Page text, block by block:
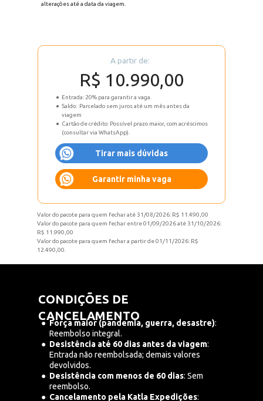
alterações até a data da viagem.
A partir de:
R$ 10.990,00
Entrada: 20% para garantir a vaga.
Saldo:  Parcelado sem juros até um mês antes da
viagem
Cartão de crédito: Possível prazo maior, com acréscimos
(consultar via WhatsApp).
Tirar mais dúvidas
Garantir minha vaga
Valor do pacote para quem fechar até 31/08/2026: R$ 11.490,00
Valor do pacote para quem fechar entre 01/09/2026 até 31/10/2026:
R$ 11.990,00
Valor do pacote para quem fechar a partir de 01/11/2026: R$
12.490,00.
CONDIÇÕES DE
CANCELAMENTO
Força maior (pandemia, guerra, desastre):
Reembolso integral.
Desistência até 60 dias antes da viagem:
Entrada não reembolsada; demais valores
devolvidos.
Desistência com menos de 60 dias: Sem
reembolso.
Cancelamento pela Katla Expedições: